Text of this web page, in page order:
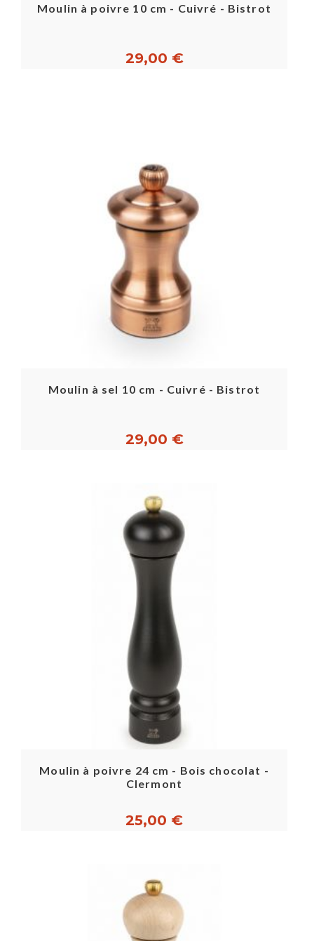
Moulin à poivre 10 cm - Cuivré - Bistrot
29,00 €
Moulin à sel 10 cm - Cuivré - Bistrot
29,00 €
Moulin à poivre 24 cm - Bois chocolat -
Clermont
25,00 €